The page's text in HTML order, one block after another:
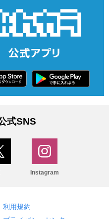
式SNS
Instagram
利用規約